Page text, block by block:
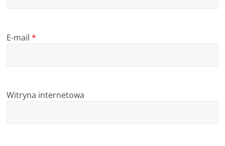
E-mail*
Witryna internetowa